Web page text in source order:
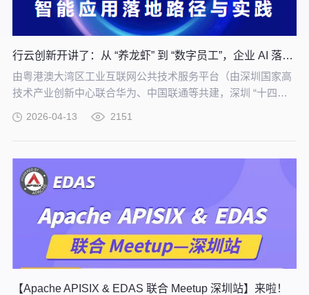
行云创新开讲了：从 “养龙虾” 到 “数字员工”，企业 AI 落地实战培训！
由粤港澳大湾区工业互联网公共技术服务平台（由深圳国家高
技术产业创新中心联合华为、中国联通等共建，深圳 “十四五”
——企业智能应用落地路径与实践】专题培训，将于 4 月 21
2026-04-13 2151
【Apache APISIX & EDAS 联合 Meetup 深圳站】来啦！